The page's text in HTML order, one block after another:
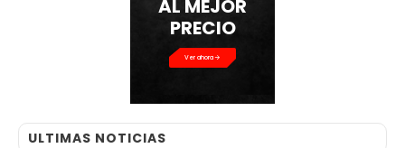
AL MEJOR
PRECIO
Ver ahora
ULTIMAS NOTICIAS